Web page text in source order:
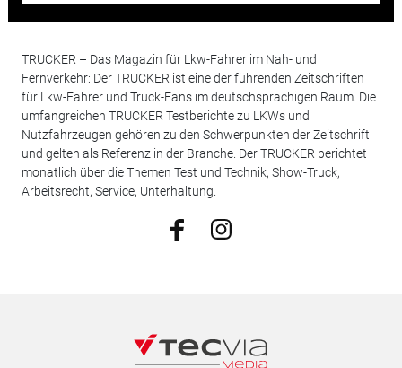
TRUCKER – Das Magazin für Lkw-Fahrer im Nah- und
Fernverkehr: Der TRUCKER ist eine der führenden Zeitschriften
für Lkw-Fahrer und Truck-Fans im deutschsprachigen Raum. Die
umfangreichen TRUCKER Testberichte zu LKWs und
Nutzfahrzeugen gehören zu den Schwerpunkten der Zeitschrift
und gelten als Referenz in der Branche. Der TRUCKER berichtet
monatlich über die Themen Test und Technik, Show-Truck,
Arbeitsrecht, Service, Unterhaltung.